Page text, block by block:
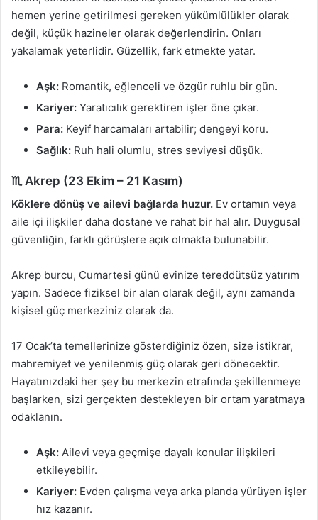
hemen yerine getirilmesi gereken yükümlülükler olarak
değil, küçük hazineler olarak değerlendirin. Onları
yakalamak yeterlidir. Güzellik, fark etmekte yatar.
Aşk: Romantik, eğlenceli ve özgür ruhlu bir gün.
Kariyer: Yaratıcılık gerektiren işler öne çıkar.
Para: Keyif harcamaları artabilir; dengeyi koru.
Sağlık: Ruh hali olumlu, stres seviyesi düşük.
♏ Akrep (23 Ekim – 21 Kasım)
Köklere dönüş ve ailevi bağlarda huzur. Ev ortamın veya
aile içi ilişkiler daha dostane ve rahat bir hal alır. Duygusal
güvenliğin, farklı görüşlere açık olmakta bulunabilir.
Akrep burcu, Cumartesi günü evinize tereddütsüz yatırım
yapın. Sadece fiziksel bir alan olarak değil, aynı zamanda
kişisel güç merkeziniz olarak da.
17 Ocak’ta temellerinize gösterdiğiniz özen, size istikrar,
mahremiyet ve yenilenmiş güç olarak geri dönecektir.
Hayatınızdaki her şey bu merkezin etrafında şekillenmeye
başlarken, sizi gerçekten destekleyen bir ortam yaratmaya
odaklanın.
Aşk: Ailevi veya geçmişe dayalı konular ilişkileri
etkileyebilir.
Kariyer: Evden çalışma veya arka planda yürüyen işler
hız kazanır.